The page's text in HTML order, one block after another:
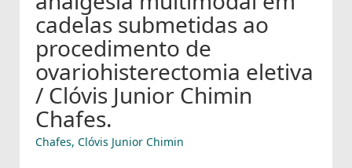
cadelas submetidas ao
procedimento de
ovariohisterectomia eletiva
/ Clóvis Junior Chimin
Chafes.
Chafes, Clóvis Junior Chimin